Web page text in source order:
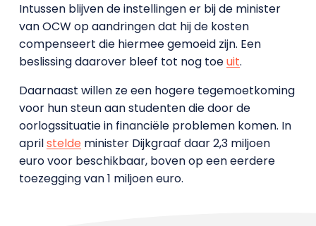
Intussen blijven de instellingen er bij de minister
van OCW op aandringen dat hij de kosten
compenseert die hiermee gemoeid zijn. Een
beslissing daarover bleef tot nog toeuit.
Daarnaast willen ze een hogere tegemoetkoming
voor hun steun aan studenten die door de
oorlogssituatie in financiële problemen komen. In
aprilsteldeminister Dijkgraaf daar 2,3 miljoen
euro voor beschikbaar, boven op een eerdere
toezegging van 1 miljoen euro.